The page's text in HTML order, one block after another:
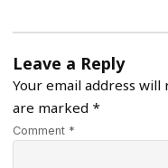
Leave a Reply
Your email address
are marked *
Comment *